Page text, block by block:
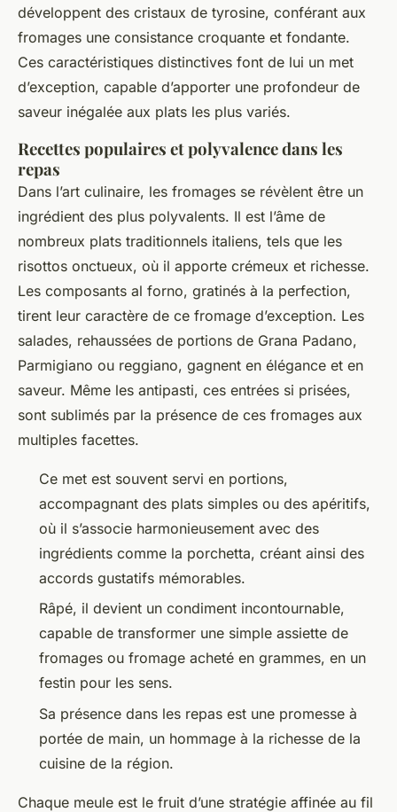
développent des cristaux de tyrosine, conférant aux
fromages une consistance croquante et fondante.
Ces caractéristiques distinctives font de lui un met
d’exception, capable d’apporter une profondeur de
saveur inégalée aux plats les plus variés.
Recettes populaires et polyvalence dans les
repas
Dans l’art culinaire, les fromages se révèlent être un
ingrédient des plus polyvalents. Il est l’âme de
nombreux plats traditionnels italiens, tels que les
risottos onctueux, où il apporte crémeux et richesse.
Les composants al forno, gratinés à la perfection,
tirent leur caractère de ce fromage d’exception. Les
salades, rehaussées de portions de Grana Padano,
Parmigiano ou reggiano, gagnent en élégance et en
saveur. Même les antipasti, ces entrées si prisées,
sont sublimés par la présence de ces fromages aux
multiples facettes.
Ce met est souvent servi en portions,
accompagnant des plats simples ou des apéritifs,
où il s’associe harmonieusement avec des
ingrédients comme la porchetta, créant ainsi des
accords gustatifs mémorables.
Râpé, il devient un condiment incontournable,
capable de transformer une simple assiette de
fromages ou fromage acheté en grammes, en un
festin pour les sens.
Sa présence dans les repas est une promesse à
portée de main, un hommage à la richesse de la
cuisine de la région.
Chaque meule est le fruit d’une stratégie affinée au fil